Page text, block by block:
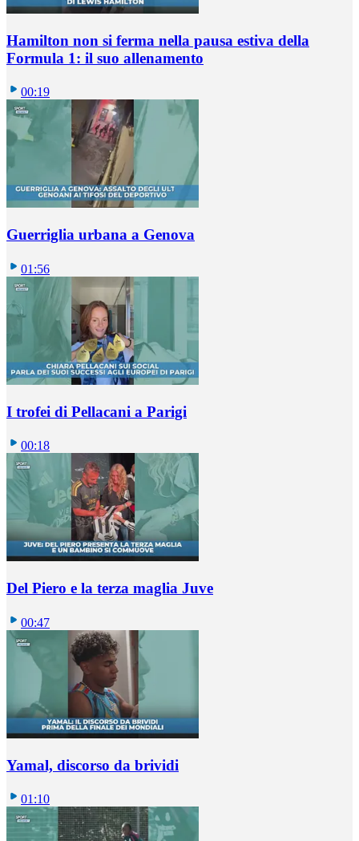
Hamilton non si ferma nella pausa estiva della
Formula 1: il suo allenamento
00:19
Guerriglia urbana a Genova
01:56
I trofei di Pellacani a Parigi
00:18
Del Piero e la terza maglia Juve
00:47
Yamal, discorso da brividi
01:10